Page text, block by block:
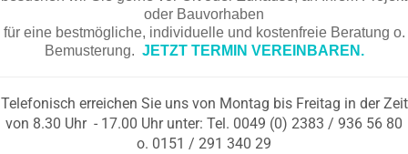
oder Bauvorhaben
für eine bestmögliche, individuelle und kostenfreie Beratung o.
Bemusterung. JETZT TERMIN VEREINBAREN.
Telefonisch erreichen Sie uns von Montag bis Freitag in der Zeit
von 8.30 Uhr - 17.00 Uhr unter: Tel. 0049 (0) 2383 / 936 56 80
o. 0151 / 291 340 29